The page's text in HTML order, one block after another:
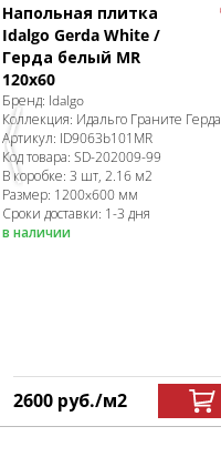
Previous
Напольная плитка
Idalgo Gerda White /
Герда белый MR
120x60
Бренд: Idalgo
Коллекция: Идальго Граните Герда
Артикул: ID9063b101MR
Код товара: SD-202009-99
В коробке: 3 шт, 2.16 м2
Размер: 1200x600 мм
Сроки доставки: 1-3 дня
в наличии
2600 руб./м2